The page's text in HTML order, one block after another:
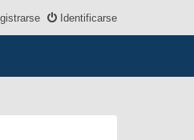
Identificarse